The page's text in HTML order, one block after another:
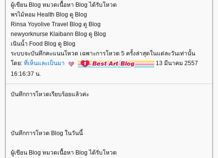
ผู้เขียน Blog หมวดเนื้อหา Blog ได้รับโหวต
พรไม้หอม Health Blog ดู Blog
Rinsa Yoyolive Travel Blog ดู Blog
newyorknurse Klaibann Blog ดู Blog
เนินน้ำ Food Blog ดู Blog
ระบบจะบันทึกคะแนนโหวต เฉพาะการโหวต 5 ครั้งล่าสุดในแต่ละวันเท่านั้น
ดย: ที่เห็นและเป็นมา
13 มีนาคม 2557
16:16:37 น.
บันทึกการโหวตเรียบร้อยแล้วค่ะ
บันทึกการโหวต Blog ในวันนี้
ผู้เขียน Blog หมวดเนื้อหา Blog ได้รับโหวต